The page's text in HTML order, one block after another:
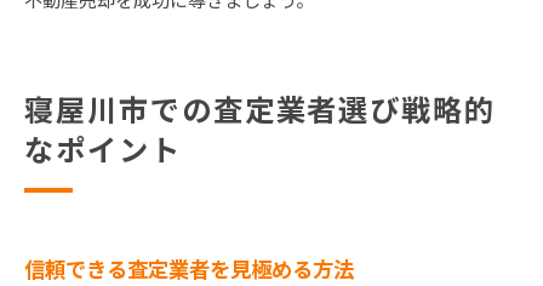
寝屋川市での査定業者選び戦略的
なポイント
信頼できる査定業者を見極める方法